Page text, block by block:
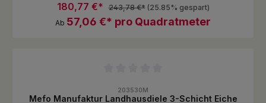
Ab 57,06 €* pro Quadratmeter
180,77 €* 243,78 €* (25.85% gespart)
203530M
Mefo Manufaktur Landhausdiele 3-Schicht Eiche